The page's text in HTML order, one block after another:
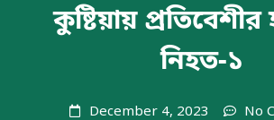
কুষ্টিয়ায়
নিহত-১
December 4, 2023 No